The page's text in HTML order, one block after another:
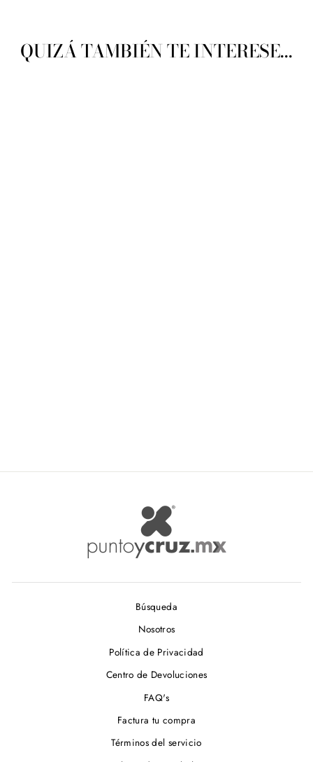
QUIZÁ TAMBIÉN TE INTERESE...
Búsqueda
Nosotros
Política de Privacidad
Centro de Devoluciones
FAQ's
Factura tu compra
Términos del servicio